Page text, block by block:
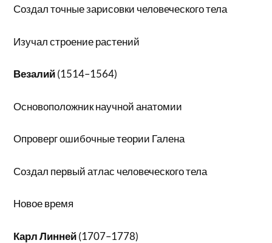
Создал точные зарисовки человеческого тела
Изучал строение растений
Везалий(1514–1564)
Основоположник научной анатомии
Опроверг ошибочные теории Галена
Создал первый атлас человеческого тела
Новое время
Карл Линней(1707–1778)